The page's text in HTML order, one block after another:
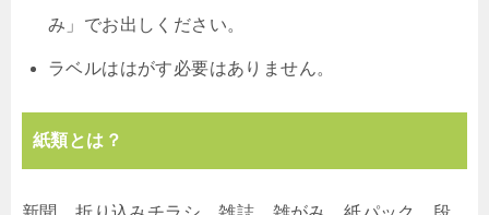
み」でお出しください。
ラベルははがす必要はありません。
紙類とは？